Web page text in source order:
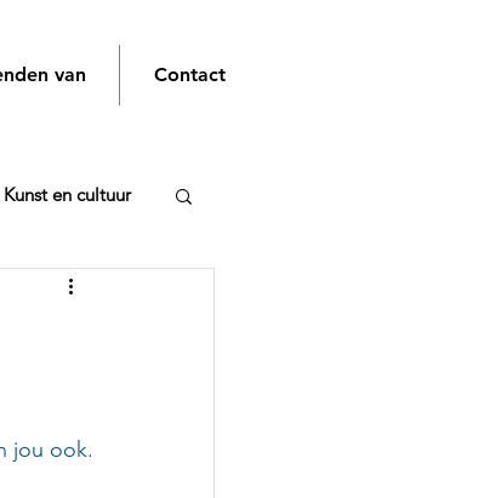
van Contact
Kunst en cultuur
jou ook.